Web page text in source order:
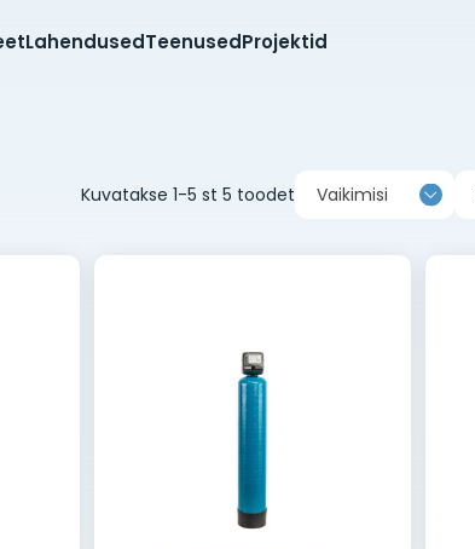
LahendusedTeenusedProjektid
Kuvatakse 1-5 st 5 toodet Vaikimisi